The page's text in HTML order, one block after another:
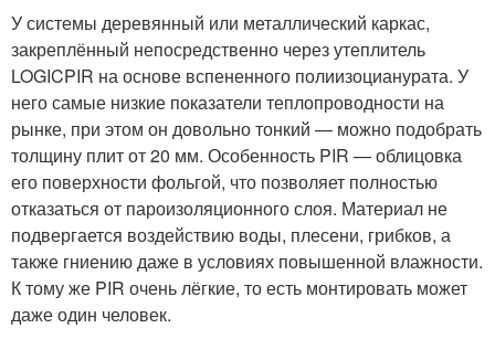
У системы деревянный или металлический каркас,
закреплённый непосредственно через утеплитель
LOGICPIR на основе вспененного полиизоцианурата. У
него самые низкие показатели теплопроводности на
рынке, при этом он довольно тонкий — можно подобрать
толщину плит от 20 мм. Особенность PIR — облицовка
его поверхности фольгой, что позволяет полностью
отказаться от пароизоляционного слоя. Материал не
подвергается воздействию воды, плесени, грибков, а
также гниению даже в условиях повышенной влажности.
К тому же PIR очень лёгкие, то есть монтировать может
даже один человек.